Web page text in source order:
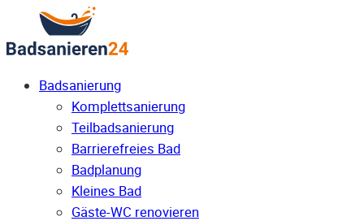
Badsanierung
Komplettsanierung
Teilbadsanierung
Barrierefreies Bad
Badplanung
Kleines Bad
Gäste-WC renovieren